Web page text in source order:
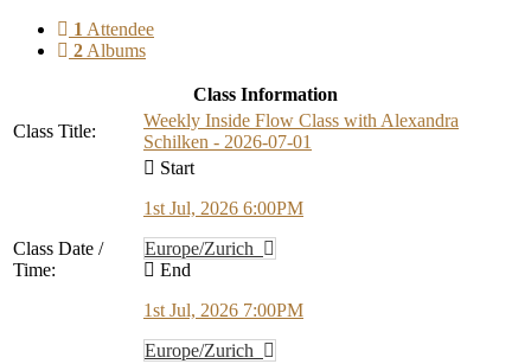
1 Attendee
2 Albums
Class Information
Class Title:
Weekly Inside Flow Class with Alexandra
Schilken - 2026-07-01
Class Date /
Time:
Start
1st Jul, 2026 6:00PM
Europe/Zurich
End
1st Jul, 2026 7:00PM
Europe/Zurich